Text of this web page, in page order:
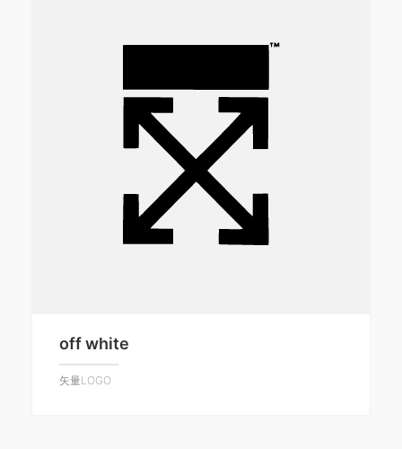
off white
矢量LOGO